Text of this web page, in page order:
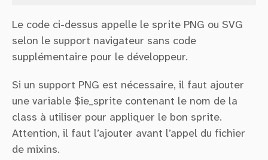
Le code ci-dessus appelle le sprite PNG ou SVG
selon le support navigateur sans code
supplémentaire pour le développeur.
Si un support PNG est nécessaire, il faut ajouter
une variable $ie_sprite contenant le nom de la
class à utiliser pour appliquer le bon sprite.
Attention, il faut l’ajouter avant l’appel du fichier
de mixins.